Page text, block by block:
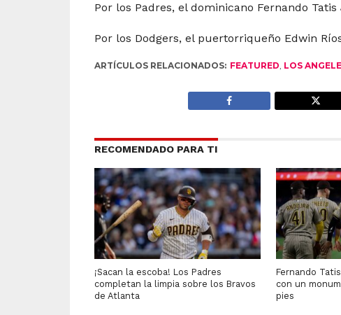
Por los Padres, el dominicano Fernando
Por los Dodgers, el puertorriqueño Edwin
ARTÍCULOS RELACIONADOS: FEATURED, LOS
RECOMENDADO PARA TI
¡Sacan la escoba! Los Padres
completan la limpia sobre los Bravos
de Atlanta
Fernando
con un
pies